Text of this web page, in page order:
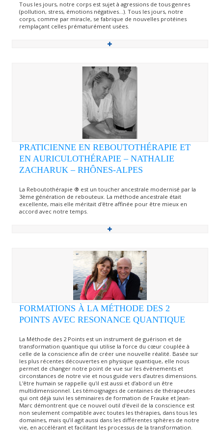
Tous les jours, notre corps est sujet à agressions de tous genres
(pollution, stress, émotions négatives…). Tous les jours, notre
corps, comme par miracle, se fabrique de nouvelles protéines
remplaçant celles prématurément usées.
PRATICIENNE EN REBOUTOTHÉRAPIE ET
EN AURICULOTHÉRAPIE – NATHALIE
ZACHARUK – RHÔNES-ALPES
La Reboutothérapie ® est un toucher ancestrale modernisé par la
3ème génération de rebouteux. La méthode ancestrale était
excellente, mais elle méritait d'être affinée pour être mieux en
accord avec notre temps.
FORMATIONS À LA MÉTHODE DES 2
POINTS AVEC RESONANCE QUANTIQUE
La Méthode des 2 Points est un instrument de guérison et de
transformation quantique qui utilise la force du cœur couplée à
celle de la conscience afin de créer une nouvelle réalité. Basée sur
les plus récentes découvertes en physique quantique, elle nous
permet de changer notre point de vue sur les évènements et
circonstances de notre vie et nous guide vers d’autres dimensions.
L'être humain se rappelle qu'il est aussi et d’abord un être
multidimensionnel. Les témoignages de centaines de thérapeutes
qui ont déjà suivi les séminaires de formation de Frauke et Jean-
Marc démontrent que ce nouvel outil d'éveil de la conscience est
non seulement compatible avec toutes les thérapies, dans tous les
domaines, mais qu’il agit aussi dans les différentes sphères de notre
vie, en accélérant et facilitant les processus de la transformation.